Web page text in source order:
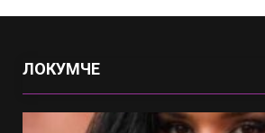
ЛОКУМЧЕ